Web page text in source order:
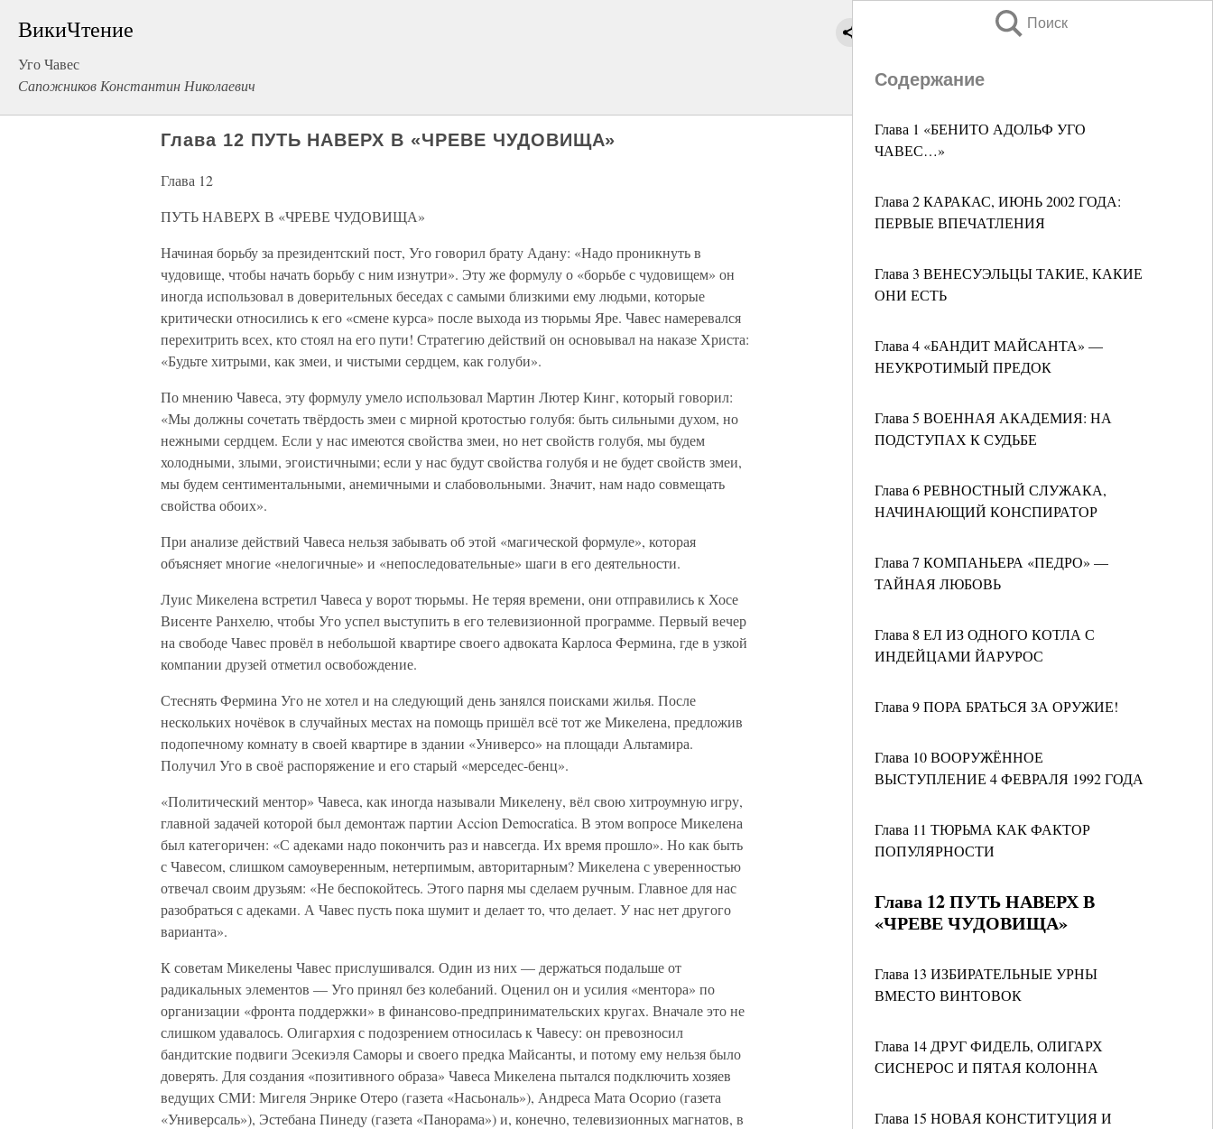
ВикиЧтение
Уго Чавес
Сапожников Константин Николаевич
Поиск
Содержание
Глава 1 «БЕНИТО АДОЛЬФ УГО
ЧАВЕС…»
Глава 2 КАРАКАС, ИЮНЬ 2002 ГОДА:
ПЕРВЫЕ ВПЕЧАТЛЕНИЯ
Глава 3 ВЕНЕСУЭЛЬЦЫ ТАКИЕ, КАКИЕ
ОНИ ЕСТЬ
Глава 4 «БАНДИТ МАЙСАНТА» —
НЕУКРОТИМЫЙ ПРЕДОК
Глава 5 ВОЕННАЯ АКАДЕМИЯ: НА
ПОДСТУПАХ К СУДЬБЕ
Глава 6 РЕВНОСТНЫЙ СЛУЖАКА,
НАЧИНАЮЩИЙ КОНСПИРАТОР
Глава 7 КОМПАНЬЕРА «ПЕДРО» —
ТАЙНАЯ ЛЮБОВЬ
Глава 8 ЕЛ ИЗ ОДНОГО КОТЛА С
ИНДЕЙЦАМИ ЙАРУРОС
Глава 9 ПОРА БРАТЬСЯ ЗА ОРУЖИЕ!
Глава 10 ВООРУЖЁННОЕ
ВЫСТУПЛЕНИЕ 4 ФЕВРАЛЯ 1992 ГОДА
Глава 11 ТЮРЬМА КАК ФАКТОР
ПОПУЛЯРНОСТИ
Глава 12 ПУТЬ НАВЕРХ В
«ЧРЕВЕ ЧУДОВИЩА»
Глава 13 ИЗБИРАТЕЛЬНЫЕ УРНЫ
ВМЕСТО ВИНТОВОК
Глава 14 ДРУГ ФИДЕЛЬ, ОЛИГАРХ
СИСНЕРОС И ПЯТАЯ КОЛОННА
Глава 15 НОВАЯ КОНСТИТУЦИЯ И
Глава 12 ПУТЬ НАВЕРХ В «ЧРЕВЕ ЧУДОВИЩА»
Глава 12
ПУТЬ НАВЕРХ В «ЧРЕВЕ ЧУДОВИЩА»
Начиная борьбу за президентский пост, Уго говорил брату Адану: «Надо проникнуть в
чудовище, чтобы начать борьбу с ним изнутри». Эту же формулу о «борьбе с чудовищем» он
иногда использовал в доверительных беседах с самыми близкими ему людьми, которые
критически относились к его «смене курса» после выхода из тюрьмы Яре. Чавес намеревался
перехитрить всех, кто стоял на его пути! Стратегию действий он основывал на наказе Христа:
«Будьте хитрыми, как змеи, и чистыми сердцем, как голуби».
По мнению Чавеса, эту формулу умело использовал Мартин Лютер Кинг, который говорил:
«Мы должны сочетать твёрдость змеи с мирной кротостью голубя: быть сильными духом, но
нежными сердцем. Если у нас имеются свойства змеи, но нет свойств голубя, мы будем
холодными, злыми, эгоистичными; если у нас будут свойства голубя и не будет свойств змеи,
мы будем сентиментальными, анемичными и слабовольными. Значит, нам надо совмещать
свойства обоих».
При анализе действий Чавеса нельзя забывать об этой «магической формуле», которая
объясняет многие «нелогичные» и «непоследовательные» шаги в его деятельности.
Луис Микелена встретил Чавеса у ворот тюрьмы. Не теряя времени, они отправились к Хосе
Висенте Ранхелю, чтобы Уго успел выступить в его телевизионной программе. Первый вечер
на свободе Чавес провёл в небольшой квартире своего адвоката Карлоса Фермина, где в узкой
компании друзей отметил освобождение.
Стеснять Фермина Уго не хотел и на следующий день занялся поисками жилья. После
нескольких ночёвок в случайных местах на помощь пришёл всё тот же Микелена, предложив
подопечному комнату в своей квартире в здании «Универсо» на площади Альтамира.
Получил Уго в своё распоряжение и его старый «мерседес-бенц».
«Политический ментор» Чавеса, как иногда называли Микелену, вёл свою хитроумную игру,
главной задачей которой был демонтаж партии Accion Democratica. В этом вопросе Микелена
был категоричен: «С адеками надо покончить раз и навсегда. Их время прошло». Но как быть
с Чавесом, слишком самоуверенным, нетерпимым, авторитарным? Микелена с уверенностью
отвечал своим друзьям: «Не беспокойтесь. Этого парня мы сделаем ручным. Главное для нас
разобраться с адеками. А Чавес пусть пока шумит и делает то, что делает. У нас нет другого
варианта».
К советам Микелены Чавес прислушивался. Один из них — держаться подальше от
радикальных элементов — Уго принял без колебаний. Оценил он и усилия «ментора» по
организации «фронта поддержки» в финансово-предпринимательских кругах. Вначале это не
слишком удавалось. Олигархия с подозрением относилась к Чавесу: он превозносил
бандитские подвиги Эсекиэля Саморы и своего предка Майсанты, и потому ему нельзя было
доверять. Для создания «позитивного образа» Чавеса Микелена пытался подключить хозяев
ведущих СМИ: Мигеля Энрике Отеро (газета «Насьональ»), Андреса Мата Осорио (газета
«Универсаль»), Эстебана Пинеду (газета «Панорама») и, конечно, телевизионных магнатов, в